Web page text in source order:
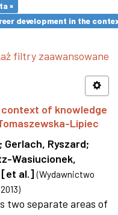
×
development in the
filtry zaawansowane
of knowledge
Lipiec
; Gerlach, Ryszard;
Wasiucionek,
[et al.] (Wydawnictwo
2013)
two separate areas of